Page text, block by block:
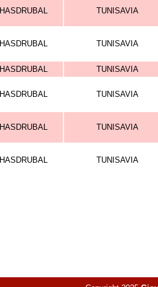
HASDRUBAL TUNISAVIA
HASDRUBAL TUNISAVIA
HASDRUBAL TUNISAVIA
HASDRUBAL TUNISAVIA
HASDRUBAL TUNISAVIA
HASDRUBAL TUNISAVIA